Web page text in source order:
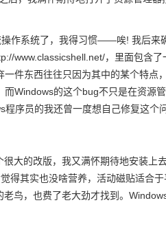
作系统了，我得习惯——唉! 我后来
www.classicshell.net/，里面包含
件东西往往只因为其中的某个特
Windows的这个bug不只是在资源
序员的我还曾一度想自己修复这个
大的改版，我又满怀期待地安装
得其实也没啥营养，活动磁贴适合
鸟，也费了老大劲才找到。